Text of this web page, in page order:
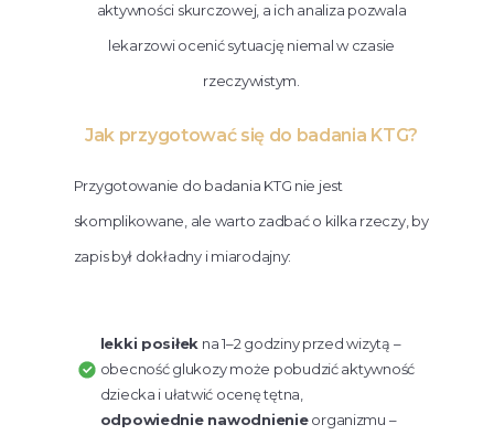
aktywności skurczowej, a ich analiza pozwala
lekarzowi ocenić sytuację niemal w czasie
rzeczywistym.
Jak przygotować się do badania KTG?
Przygotowanie do badania KTG nie jest
skomplikowane, ale warto zadbać o kilka rzeczy, by
zapis był dokładny i miarodajny:
lekki posiłek na 1–2 godziny przed wizytą –
obecność glukozy może pobudzić aktywność
dziecka i ułatwić ocenę tętna,
odpowiednie nawodnienieorganizmu –